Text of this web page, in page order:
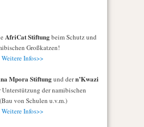
AfriCat Stiftungbeim Schutz und
Großkatzen!
Infos>>
Mpora Stiftungund dern’Kwazi
Unterstützung der namibischen
von Schulen u.v.m.)
Infos>>